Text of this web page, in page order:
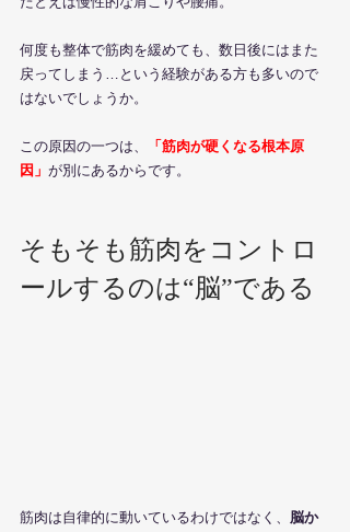
何度も整体で筋肉を緩めても、数日後にはまた
戻ってしまう…という経験がある方も多いので
はないでしょうか。
この原因の一つは、
「筋肉が硬くなる根本原
因」 が別にあるからです。
そもそも筋肉をコントロ
ールするのは“脳”である
筋肉は自律的に動いているわけではなく、 脳か